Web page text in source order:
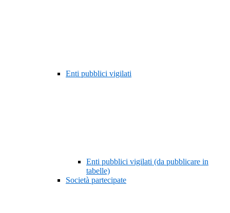
Enti pubblici vigilati
Enti pubblici vigilati (da pubblicare in
tabelle)
Società partecipate